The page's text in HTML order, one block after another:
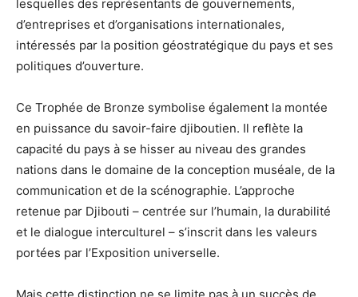
lesquelles des représentants de gouvernements,
d’entreprises et d’organisations internationales,
intéressés par la position géostratégique du pays et ses
politiques d’ouverture.
Ce Trophée de Bronze symbolise également la montée
en puissance du savoir-faire djiboutien. Il reflète la
capacité du pays à se hisser au niveau des grandes
nations dans le domaine de la conception muséale, de la
communication et de la scénographie. L’approche
retenue par Djibouti – centrée sur l’humain, la durabilité
et le dialogue interculturel – s’inscrit dans les valeurs
portées par l’Exposition universelle.